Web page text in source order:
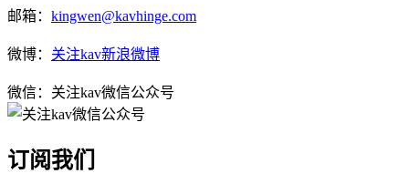
邮箱： kingwen@kavhinge.com
微博： 关注kav新浪微博
微信：关注kav微信公众号
订阅我们